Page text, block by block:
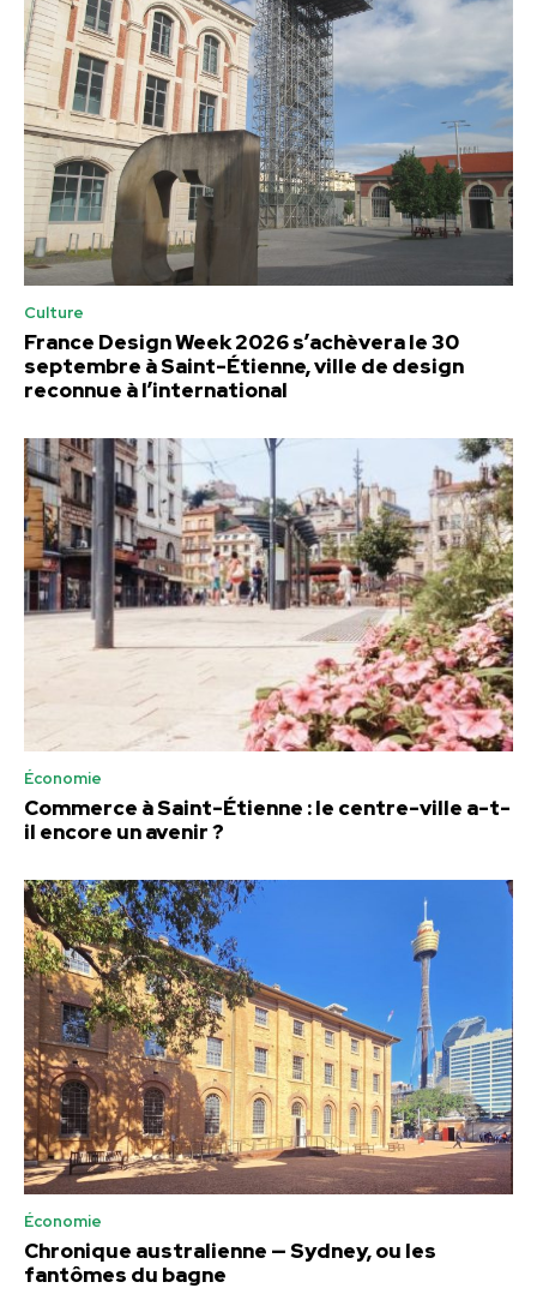
Culture
France Design Week 2026 s’achèvera le 30
septembre à Saint-Étienne, ville de design
reconnue à l’international
Économie
Commerce à Saint-Étienne : le centre-ville a-t-
il encore un avenir ?
Économie
Chronique australienne — Sydney, ou les
fantômes du bagne